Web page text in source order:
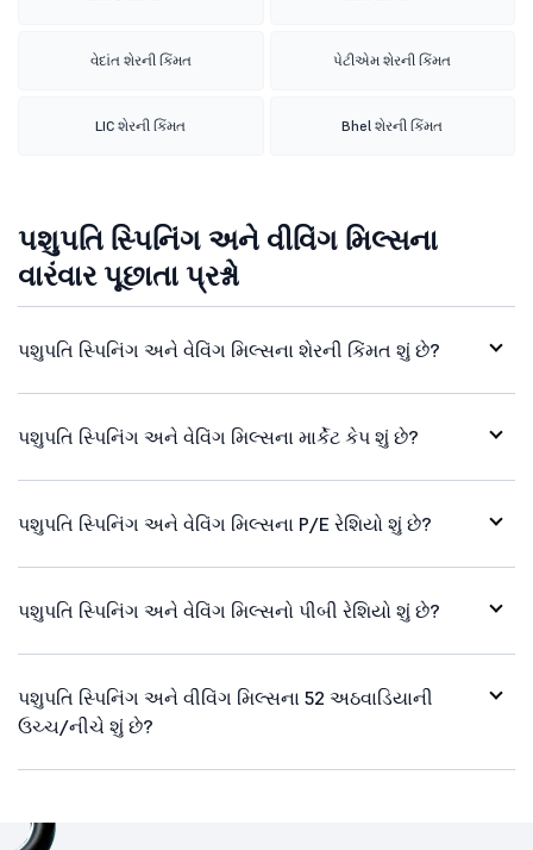
વેદાંત શેરની કિંમત પેટીએમ શેરની કિંમત
LIC શેરની કિંમત Bhel શેરની કિંમત
પશુપતિ સ્પિનિંગ અને વીવિંગ મિલ્સના
વારંવાર પૂછાતા પ્રશ્નો
પશુપતિ સ્પિનિંગ અને વેવિંગ મિલ્સના શેરની કિંમત શું છે?
પશુપતિ સ્પિનિંગ અને વેવિંગ મિલ્સના માર્કેટ કેપ શું છે?
પશુપતિ સ્પિનિંગ અને વેવિંગ મિલ્સના P/E રેશિયો શું છે?
પશુપતિ સ્પિનિંગ અને વેવિંગ મિલ્સનો પીબી રેશિયો શું છે?
પશુપતિ સ્પિનિંગ અને વીવિંગ મિલ્સના 52 અઠવાડિયાની
ઉચ્ચ/નીચે શું છે?